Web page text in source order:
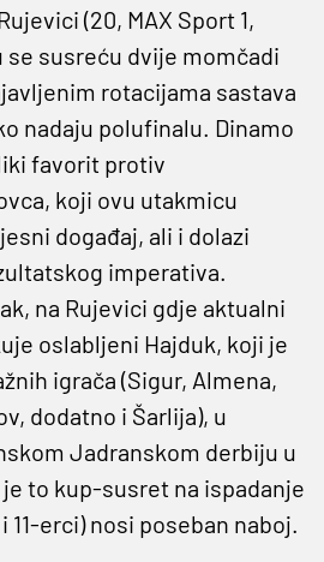
(20, MAX Sport 1,
se susreću dvije momčadi
rotacijama sastava
nadaju polufinalu. Dinamo
favorit protiv
koji ovu utakmicu
događaj, ali i dolazi
imperativa.
na Rujevici gdje aktualni
oslabljeni Hajduk, koji je
igrača (Sigur, Almena,
dodatno i Šarlija), u
Jadranskom derbiju u
to kup-susret na ispadanje
erci) nosi poseban naboj.